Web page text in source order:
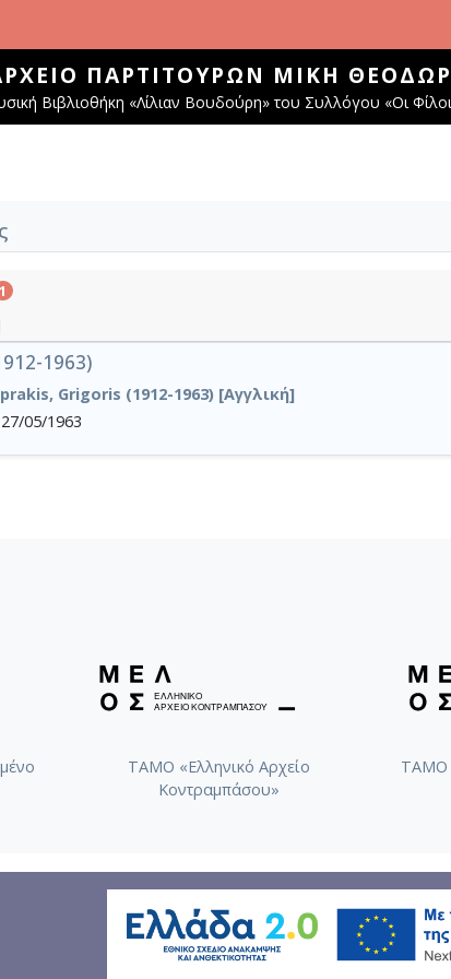
ΠΑΡΤΙΤΟΎΡΩΝ ΜΊΚΗ
Βιβλιοθήκη «Λίλιαν Βουδούρη» του Συλλόγου «Οι
1
1963)
Grigoris (1912-1963) [Αγγλική]
05/1963
ΤΑΜΟ «Ελληνικό Αρχείο
Κοντραμπάσου»
ΤΑΜΟ